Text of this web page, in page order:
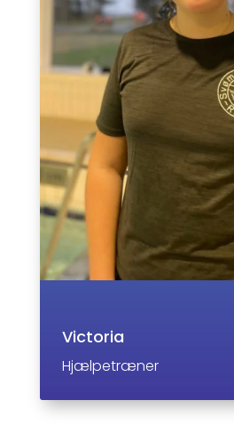
Victoria
Hjælpetræner